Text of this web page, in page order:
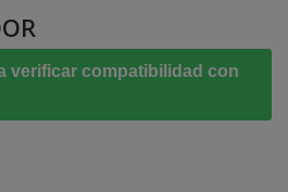
verificar compatibilidad con